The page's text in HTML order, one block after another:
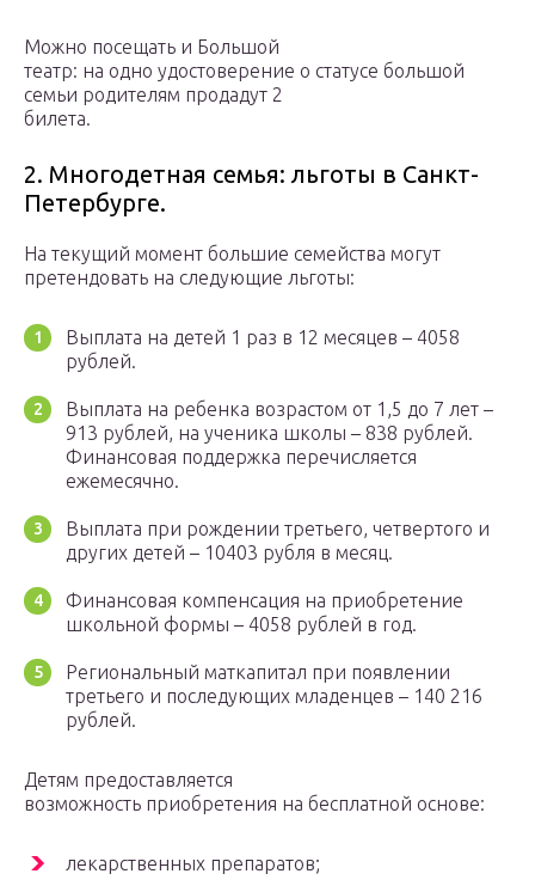
Можно посещать и Большой
театр: на одно удостоверение о статусе большой
семьи родителям продадут 2
билета.
2. Многодетная семья: льготы в Санкт-
Петербурге.
На текущий момент большие семейства могут
претендовать на следующие льготы:
Выплата на детей 1 раз в 12 месяцев – 4058
рублей.
Выплата на ребенка возрастом от 1,5 до 7 лет –
913 рублей, на ученика школы – 838 рублей.
Финансовая поддержка перечисляется
ежемесячно.
Выплата при рождении третьего, четвертого и
других детей – 10403 рубля в месяц.
Финансовая компенсация на приобретение
школьной формы – 4058 рублей в год.
Региональный маткапитал при появлении
третьего и последующих младенцев – 140 216
рублей.
Детям предоставляется
возможность приобретения на бесплатной основе:
лекарственных препаратов;